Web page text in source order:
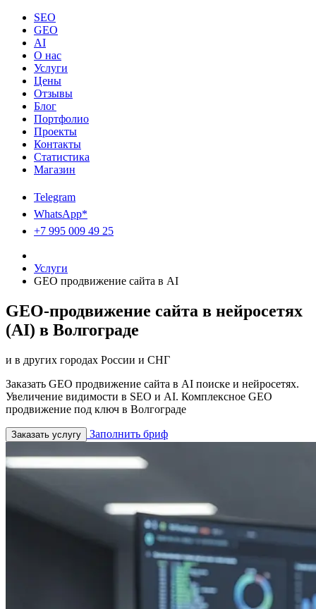
SEO
GEO
AI
О нас
Услуги
Цены
Отзывы
Блог
Портфолио
Проекты
Контакты
Статистика
Магазин
Telegram
WhatsApp*
+7 995 009 49 25
Услуги
GEO продвижение сайта в AI
GEO-продвижение сайта в нейросетях
(AI) в Волгограде
и в других городах России и СНГ
Заказать GEO продвижение сайта в AI поиске и нейросетях.
Увеличение видимости в SEO и AI. Комплексное GEO
продвижение под ключ в Волгограде
Заказать услугу Заполнить бриф